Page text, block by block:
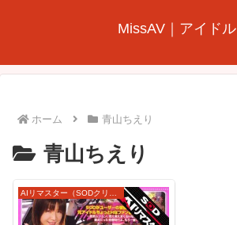
MissAV｜アイドル
ホーム 青山ちえり
青山ちえり
AIリマスター（SODクリエイト）